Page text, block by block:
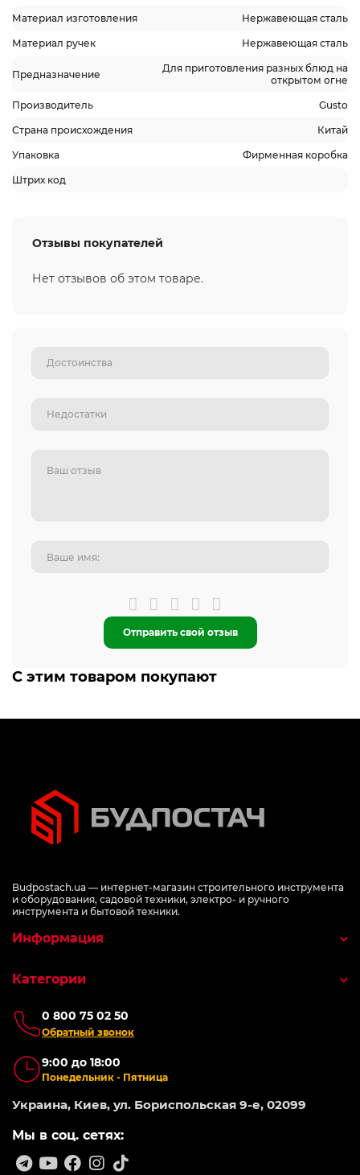
Материал изготовления Нержавеющая сталь
Материал ручек Нержавеющая сталь
Предназначение
Для приготовления разных блюд на
открытом огне
Производитель Gusto
Страна происхождения Китай
Упаковка Фирменная коробка
Штрих код
Отзывы покупателей
Нет отзывов об этом товаре.
Отправить свой отзыв
С этим товаром покупают
Budpostach.ua — интернет-магазин строительного инструмента
и оборудования, садовой техники, электро- и ручного
инструмента и бытовой техники.
0 800 75 02 50
Обратный звонок
9:00 до 18:00
Понедельник - Пятница
Украина, Киев, ул. Бориспольская 9-е, 02099
Мы в соц. сетях:
Информация
Категории